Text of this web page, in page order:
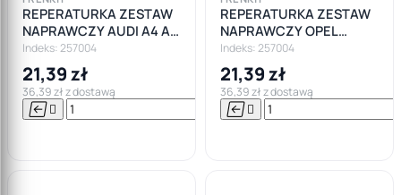
REPERATURKA ZESTAW
NAPRAWCZY AUDI A4 A6
SEAT VW
Indeks: 257004
21,39 zł
36,39 zł z dostawą
  

REPERATURKA ZESTAW
NAPRAWCZY OPEL
ASTRA G H CORSA
Indeks: 257004
21,39 zł
36,39 zł z dostawą
 